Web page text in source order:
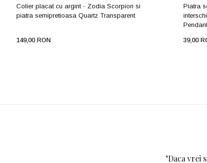
Colier placat cu argint - Zodia Scorpion si
piatra semipretioasa Quartz Transparent
149,00 RON
Piatra
39,00
"Daca vrei